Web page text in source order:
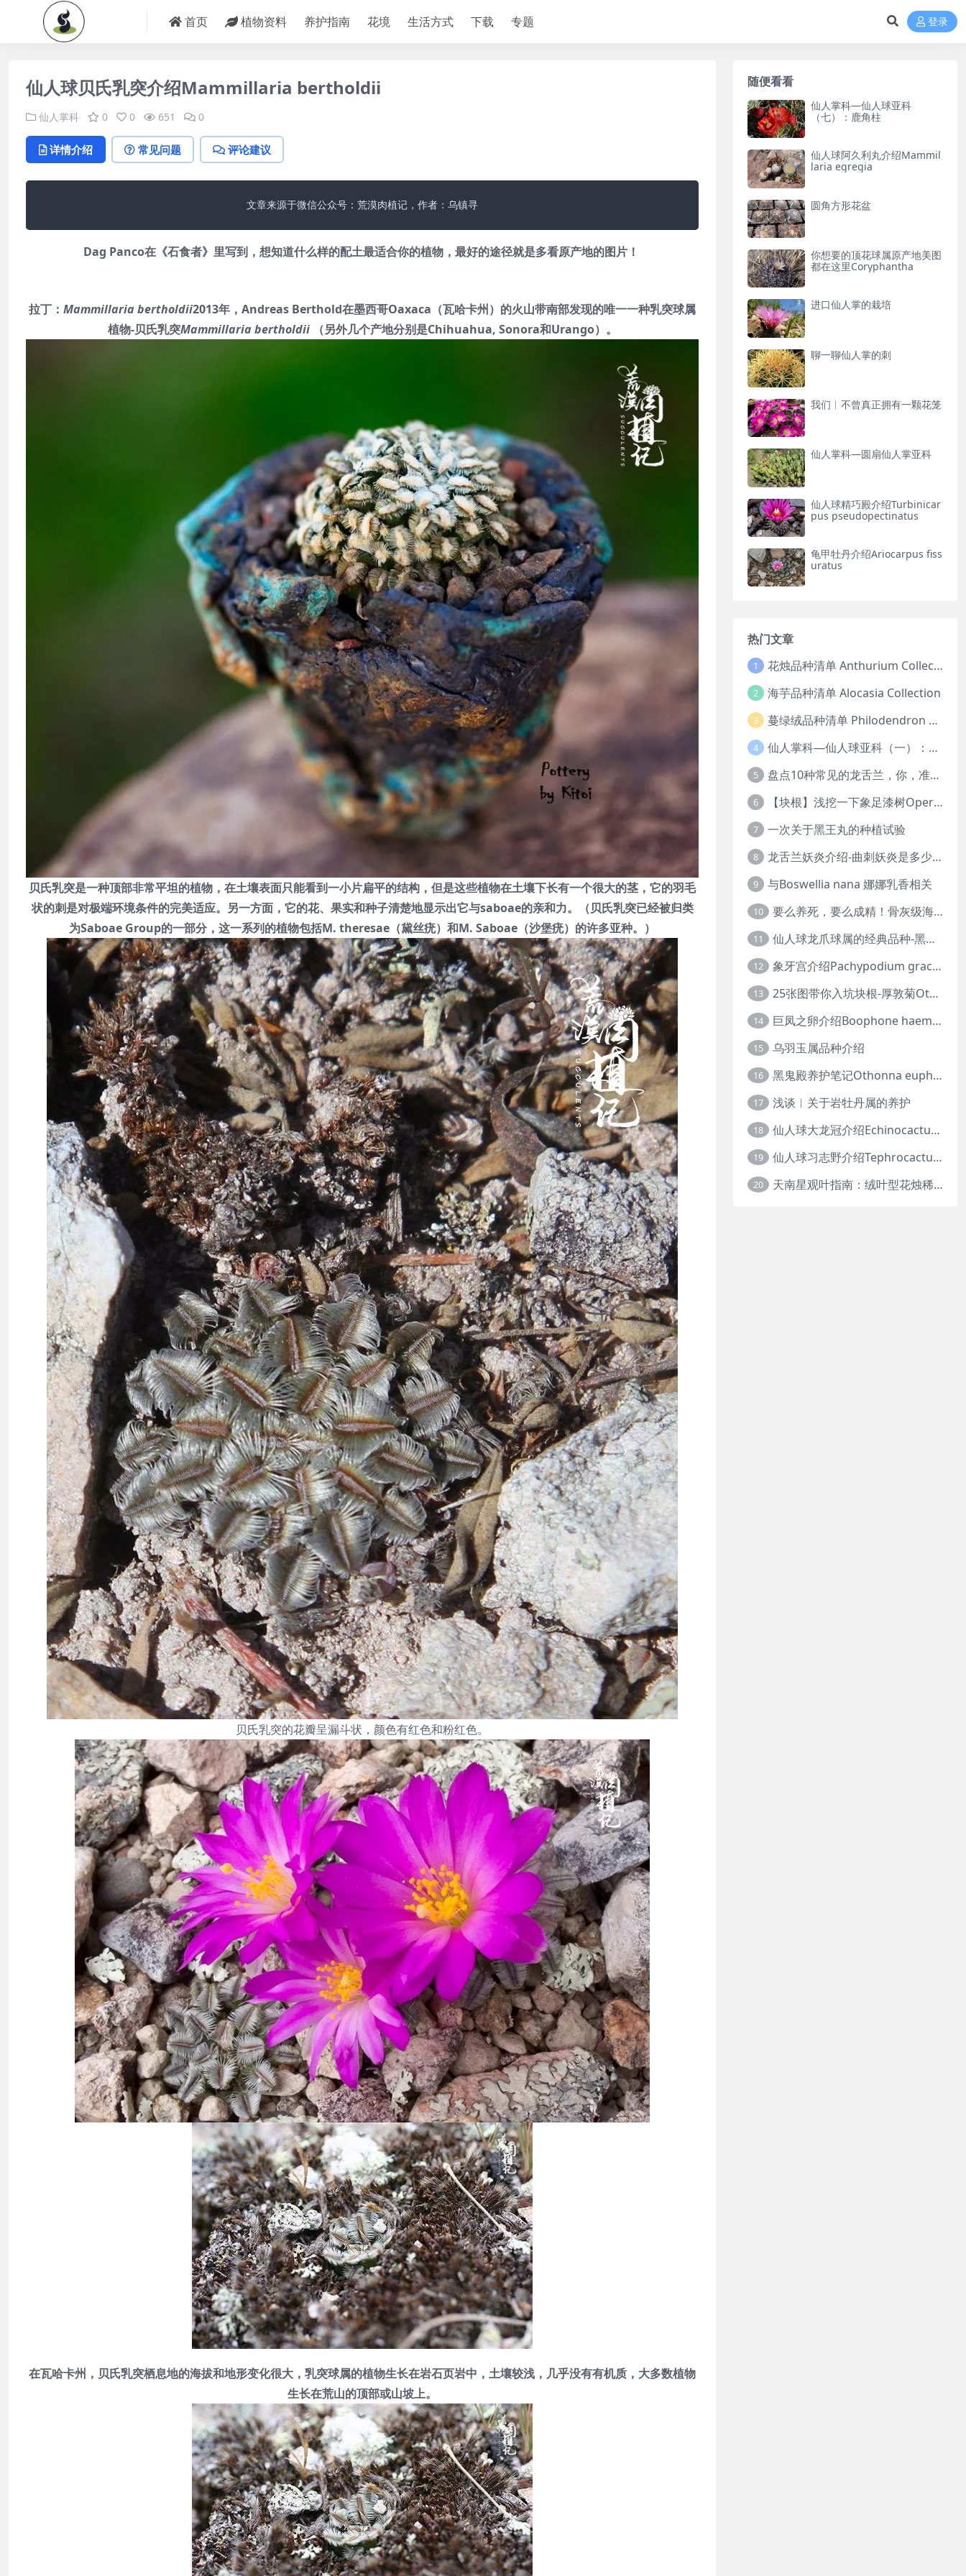
首页 植物资料 养护指南 花境 生活方式 下载 专题 登录
仙人球贝氏乳突介绍Mammillaria bertholdii
仙人掌科 0 0 651 0
详情介绍 常见问题 评论建议
文章来源于微信公众号：荒漠肉植记，作者：乌镇寻
Dag Panco在《石食者》里写到，想知道什么样的配土最适合你的植物，最好的途径就是多看原产地的图片！
拉丁： Mammillaria bertholdii2013年，Andreas Berthold在墨西哥Oaxaca（瓦哈卡州）的火山带南部发现的唯一一种乳突球属
植物-贝氏乳突Mammillaria bertholdii （另外几个产地分别是Chihuahua, Sonora和Urango）。
贝氏乳突是一种顶部非常平坦的植物，在土壤表面只能看到一小片扁平的结构，但是这些植物在土壤下长有一个很大的茎，它的羽毛
状的刺是对极端环境条件的完美适应。 另一方面，它的花、果实和种子清楚地显示出它与saboae的亲和力。
（贝氏乳突已经被归类
为Saboae Group的一部分，这一系列的植物包括M. theresae（黛丝疣）和M. Saboae（沙堡疣）的许多亚种。）
贝氏乳突的花瓣呈漏斗状，颜色有红色和粉红色。
在瓦哈卡州，贝氏乳突栖息地的海拔和地形变化很大，乳突球属的植物生长在岩石页岩中，土壤较浅，几乎没有有机质，大多数植物
生长在荒山的顶部或山坡上。
随便看看
仙人掌科—仙人球亚科
（七）：鹿角柱
仙人球阿久利丸介绍Mammil
laria egregia
圆角方形花盆
你想要的顶花球属原产地美图
都在这里Coryphantha
进口仙人掌的栽培
聊一聊仙人掌的刺
我们︱不曾真正拥有一颗花笼
仙人掌科—圆扇仙人掌亚科
仙人球精巧殿介绍Turbinicar
pus pseudopectinatus
龟甲牡丹介绍Ariocarpus fiss
uratus
热门文章
1 花烛品种清单 Anthurium Collection
2 海芋品种清单 Alocasia Collection
3 蔓绿绒品种清单 Philodendron Collection
4 仙人掌科—仙人球亚科（一）：岩牡丹
5 盘点10种常见的龙舌兰，你，准备好入坑了吗？
6 【块根】浅挖一下象足漆树Operculicarya pachypus
7 一次关于黑王丸的种植试验
8 龙舌兰妖炎介绍-曲刺妖炎是多少人的梦中情人？
9 与Boswellia nana 娜娜乳香相关
10 要么养死，要么成精！骨灰级海芋养护攻略
11 仙人球龙爪球属的经典品种-黑王丸系列的产地介绍
12 象牙宫介绍Pachypodium gracilius
13 25张图带你入坑块根-厚敦菊Othonna
14 巨凤之卵介绍Boophone haemanthoides
15 乌羽玉属品种介绍
16 黑鬼殿养护笔记Othonna euphorbioides
17 浅谈︱关于岩牡丹属的养护
18 仙人球大龙冠介绍Echinocactus polycephalus
19 仙人球习志野介绍Tephrocactus geometricus
20 天南星观叶指南：绒叶型花烛稀有种质 · 帝王花烛等